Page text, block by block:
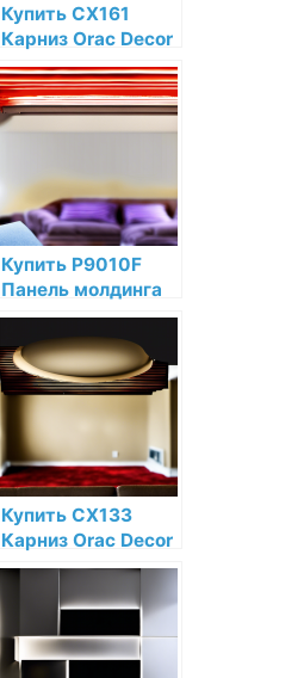
Купить CX161
Карниз Orac Decor
Дюрополимер
Orac Decor по
низкой цене в
интернет-
Купить P9010F
Панель молдинга
гибкая Orac Decor
Полиуретан по
низкой цене в
интернет-
магазине
Купить CX133
Карниз Orac Decor
Дюрополимер
низкой цене в
интернет-
магазине